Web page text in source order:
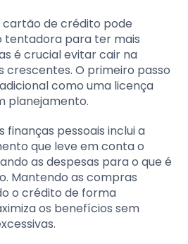
de crédito pode
tentadora para ter mais
é crucial evitar cair na
crescentes. O primeiro passo
como uma licença
planejamento.
pessoais inclui a
que leve em conta o
as despesas para o que é
Mantendo as compras
o crédito de forma
os benefícios sem